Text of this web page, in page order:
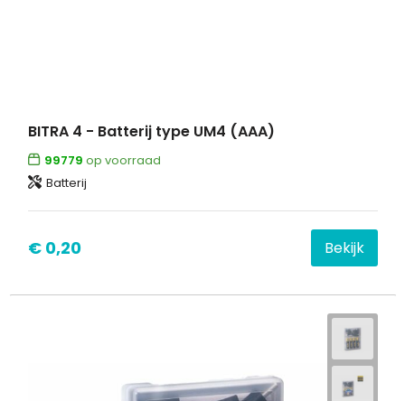
BITRA 4 - Batterij type UM4 (AAA)
99779 op voorraad
Batterij
€ 0,20 Bekijk